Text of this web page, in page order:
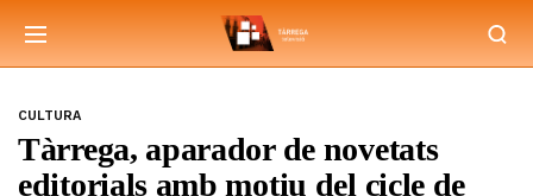
CULTURA
Tàrrega, aparador de novetats
editorials amb motiu del cicle de